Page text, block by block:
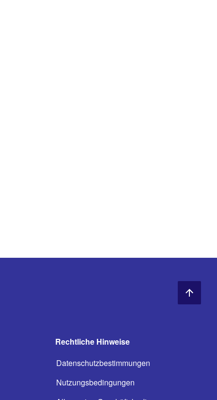
Rechtliche Hinweise
Datenschutzbestimmungen
Nutzungsbedingungen